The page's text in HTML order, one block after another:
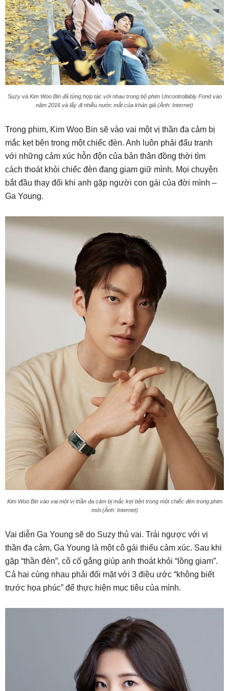
Suzy và Kim Woo Bin đã từng hợp tác với nhau trong bộ phim Uncontrollably Fond vào
năm 2016 và lấy đi nhiều nước mắt của khán giả (Ảnh: Internet)
Trong phim, Kim Woo Bin sẽ vào vai một vị thần đa cảm bị
mắc kẹt bên trong một chiếc đèn. Anh luôn phải đấu tranh
với những cảm xúc hỗn độn của bản thân đồng thời tìm
cách thoát khỏi chiếc đèn đang giam giữ mình. Mọi chuyện
bắt đầu thay đổi khi anh gặp người con gái của đời mình –
Ga Young.
Kim Woo Bin vào vai một vị thần đa cảm bị mắc kẹt bên trong một chiếc đèn trong phim
mới (Ảnh: Internet)
Vai diễn Ga Young sẽ do Suzy thủ vai. Trái ngược với vị
thần đa cảm, Ga Young là một cô gái thiếu cảm xúc. Sau khi
gặp “thần đèn”, cô cố gắng giúp anh thoát khỏi “lồng giam”.
Cả hai cùng nhau phải đối mặt với 3 điều ước “không biết
trước họa phúc” để thực hiện mục tiêu của mình.